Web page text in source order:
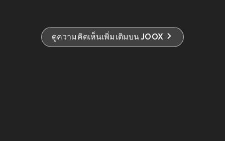
ดูความคิดเห็นเพิ่มเติมบน JOOX